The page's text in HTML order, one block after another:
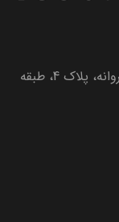
تهران، بزرگراه جلال آل احمد، خیابان پروانه، پلاک 4، طبقه